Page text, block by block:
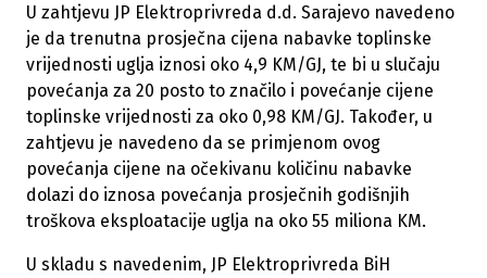
U zahtjevu JP Elektroprivreda d.d. Sarajevo navedeno
je da trenutna prosječna cijena nabavke toplinske
vrijednosti uglja iznosi oko 4,9 KM/GJ, te bi u slučaju
povećanja za 20 posto to značilo i povećanje cijene
toplinske vrijednosti za oko 0,98 KM/GJ. Također, u
zahtjevu je navedeno da se primjenom ovog
povećanja cijene na očekivanu količinu nabavke
dolazi do iznosa povećanja prosječnih godišnjih
troškova eksploatacije uglja na oko 55 miliona KM.
U skladu s navedenim, JP Elektroprivreda BiH